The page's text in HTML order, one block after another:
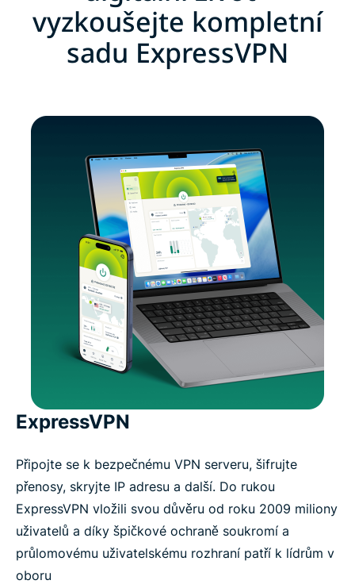
vyzkoušejte kompletní
sadu ExpressVPN
ExpressVPN
Připojte se k bezpečnému VPN serveru, šifrujte
přenosy, skryjte IP adresu a další. Do rukou
ExpressVPN vložili svou důvěru od roku 2009 miliony
uživatelů a díky špičkové ochraně soukromí a
průlomovému uživatelskému rozhraní patří k lídrům v
oboru